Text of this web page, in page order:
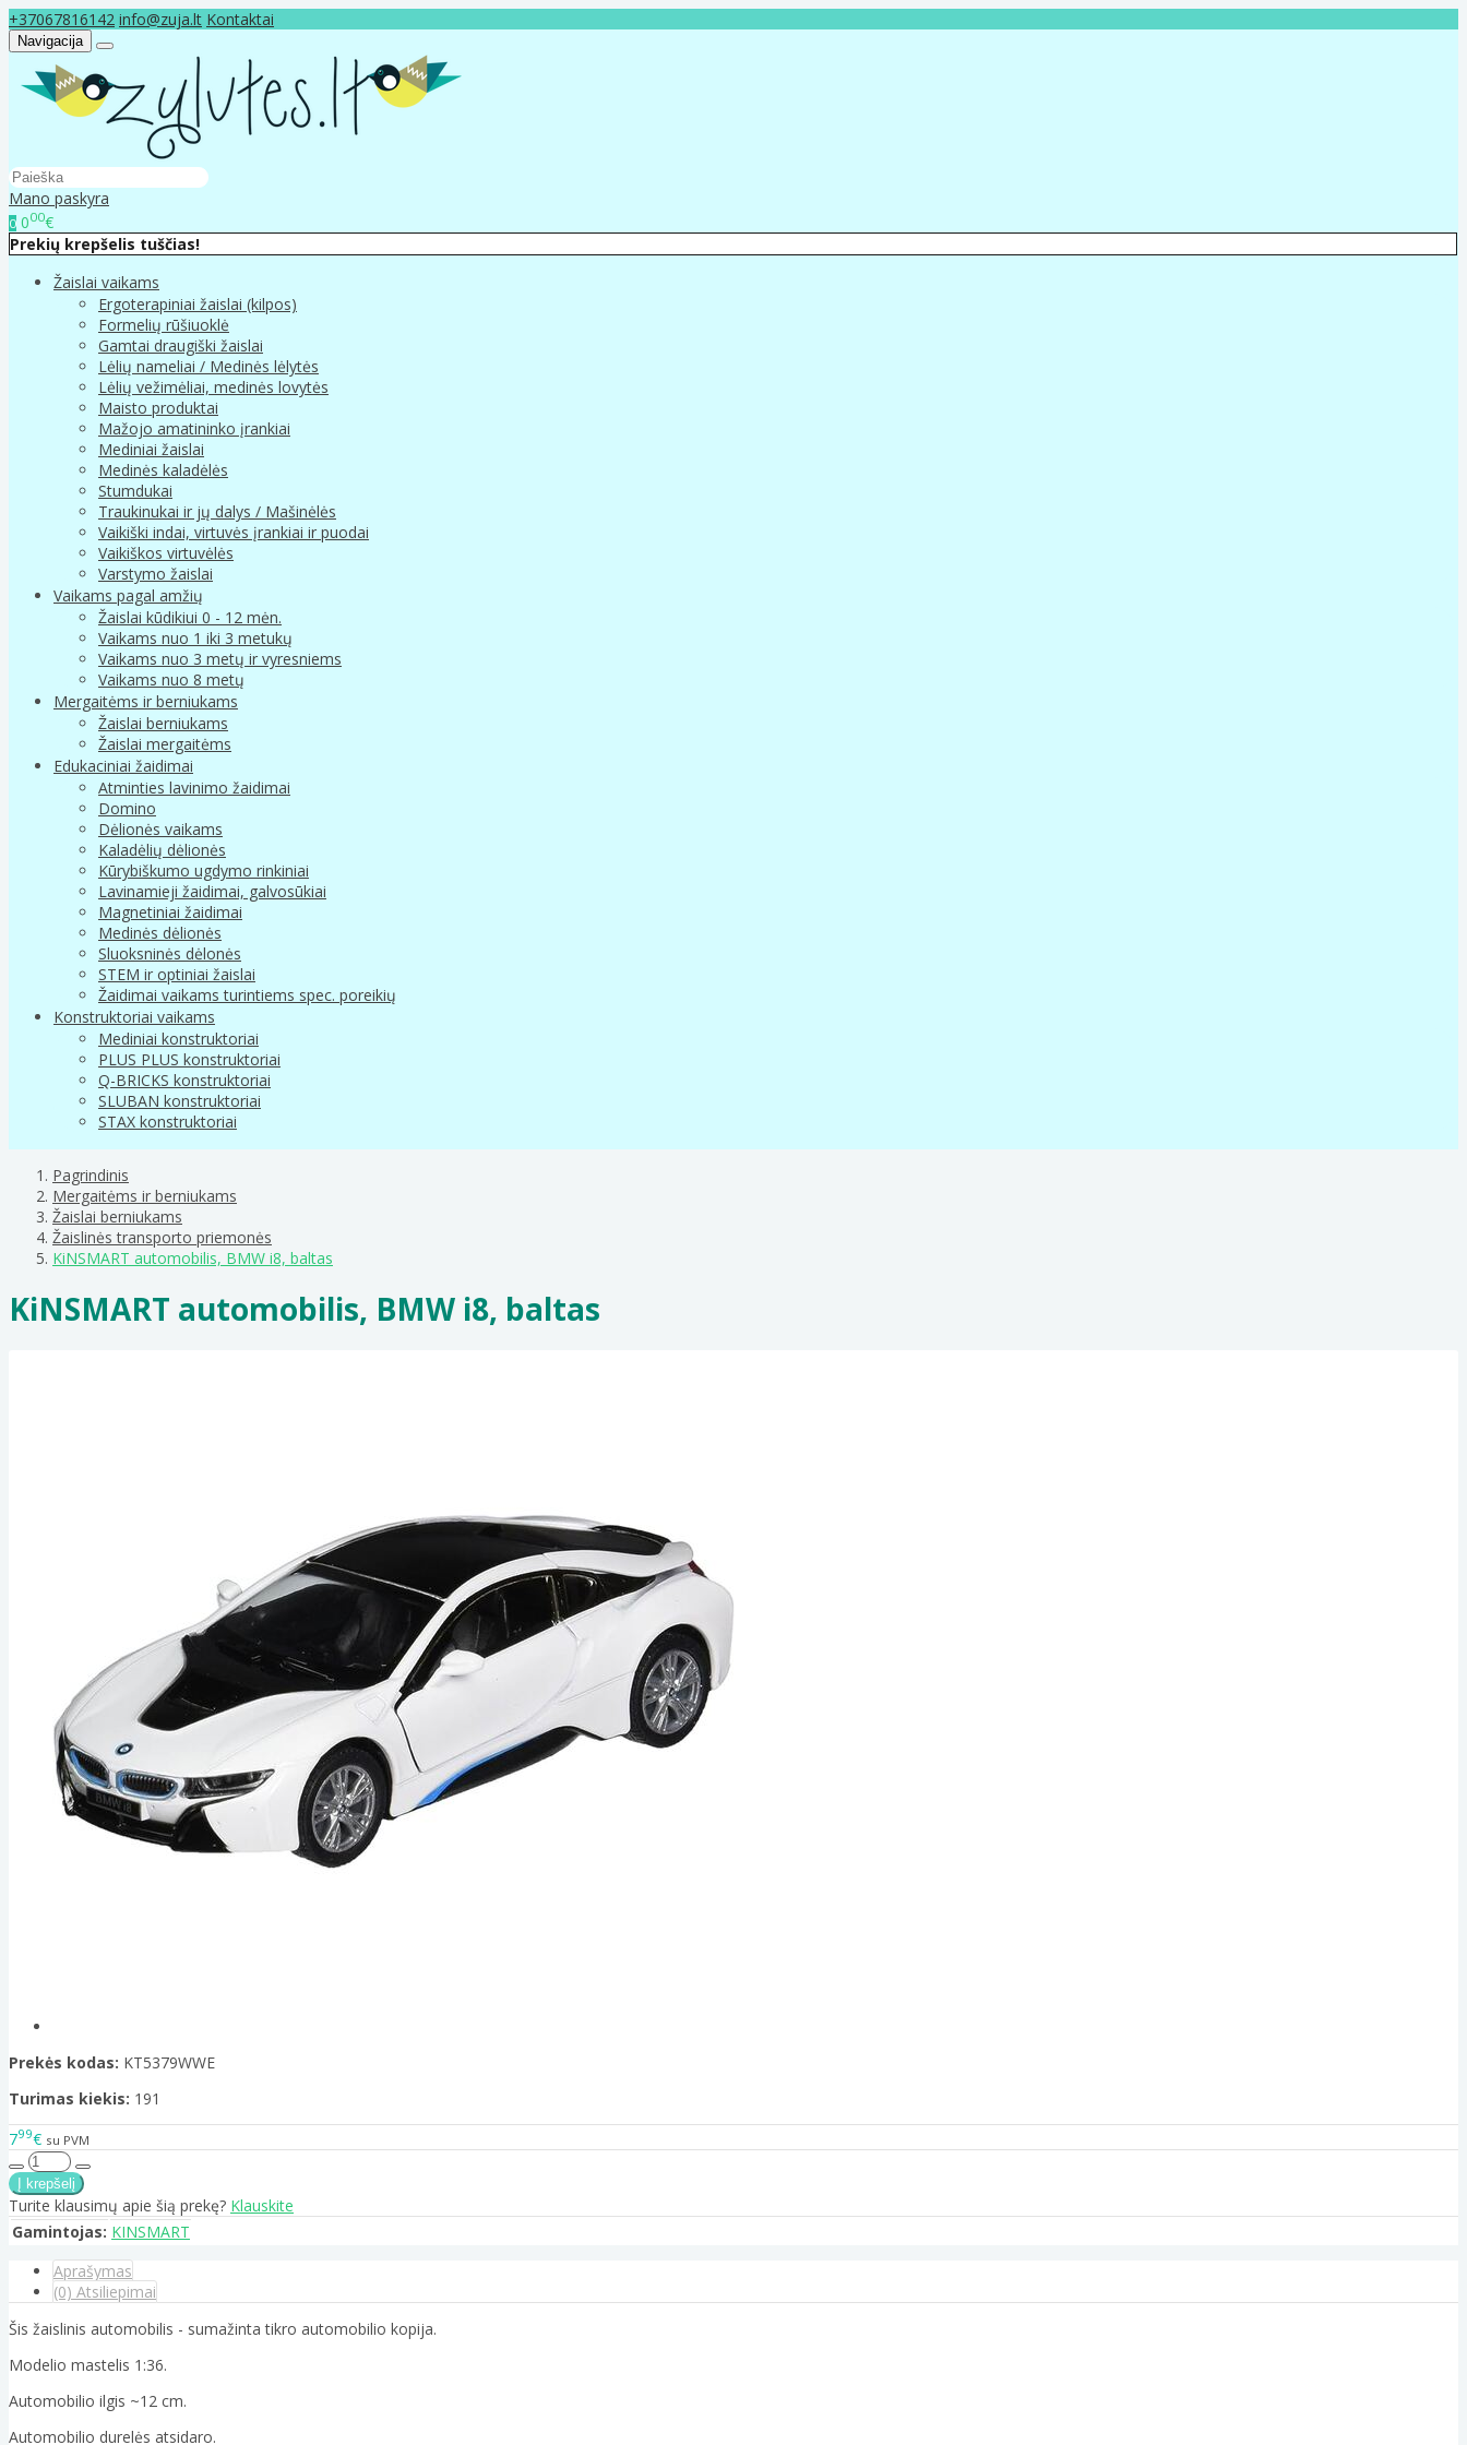
+37067816142 info@zuja.lt Kontaktai
Navigacija
Mano paskyra
0 000€
Prekių krepšelis tuščias!
Žaislai vaikams
Ergoterapiniai žaislai (kilpos)
Formelių rūšiuoklė
Gamtai draugiški žaislai
Lėlių nameliai / Medinės lėlytės
Lėlių vežimėliai, medinės lovytės
Maisto produktai
Mažojo amatininko įrankiai
Mediniai žaislai
Medinės kaladėlės
Stumdukai
Traukinukai ir jų dalys / Mašinėlės
Vaikiški indai, virtuvės įrankiai ir puodai
Vaikiškos virtuvėlės
Varstymo žaislai
Vaikams pagal amžių
Žaislai kūdikiui 0 - 12 mėn.
Vaikams nuo 1 iki 3 metukų
Vaikams nuo 3 metų ir vyresniems
Vaikams nuo 8 metų
Mergaitėms ir berniukams
Žaislai berniukams
Žaislai mergaitėms
Edukaciniai žaidimai
Atminties lavinimo žaidimai
Domino
Dėlionės vaikams
Kaladėlių dėlionės
Kūrybiškumo ugdymo rinkiniai
Lavinamieji žaidimai, galvosūkiai
Magnetiniai žaidimai
Medinės dėlionės
Sluoksninės dėlonės
STEM ir optiniai žaislai
Žaidimai vaikams turintiems spec. poreikių
Konstruktoriai vaikams
Mediniai konstruktoriai
PLUS PLUS konstruktoriai
Q-BRICKS konstruktoriai
SLUBAN konstruktoriai
STAX konstruktoriai
Pagrindinis
Mergaitėms ir berniukams
Žaislai berniukams
Žaislinės transporto priemonės
KiNSMART automobilis, BMW i8, baltas
KiNSMART automobilis, BMW i8, baltas
Prekės kodas: KT5379WWE
Turimas kiekis: 191
799€ su PVM
Turite klausimų apie šią prekę? Klauskite
Gamintojas: KINSMART
Aprašymas
(0) Atsiliepimai
Šis žaislinis automobilis - sumažinta tikro automobilio kopija.
Modelio mastelis 1:36.
Automobilio ilgis ~12 cm.
Automobilio durelės atsidaro.